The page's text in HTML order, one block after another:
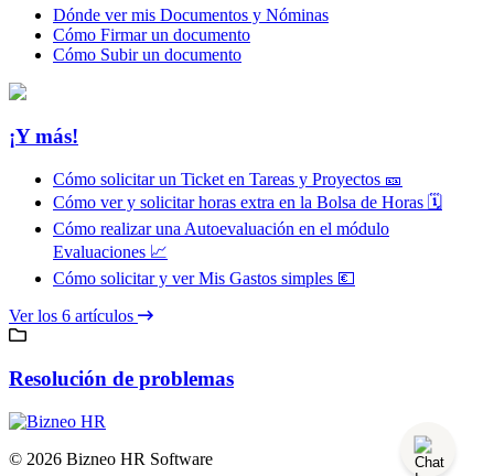
Dónde ver mis Documentos y Nóminas
Cómo Firmar un documento
Cómo Subir un documento
¡Y más!
Cómo solicitar un Ticket en Tareas y Proyectos 🎫
Cómo ver y solicitar horas extra en la Bolsa de Horas 🗓️
Cómo realizar una Autoevaluación en el módulo
Evaluaciones 📈
Cómo solicitar y ver Mis Gastos simples 💶
Ver los 6 artículos
Resolución de problemas
© 2026 Bizneo HR Software